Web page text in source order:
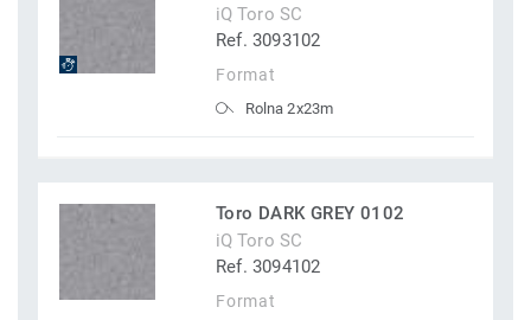
iQ Toro SC
Ref. 3093102
Format
Rolna 2x23m
Toro DARK GREY 0102
iQ Toro SC
Ref. 3094102
Format